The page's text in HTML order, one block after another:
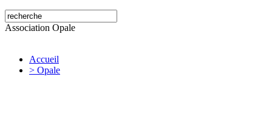
Association Opale
Accueil
> Opale